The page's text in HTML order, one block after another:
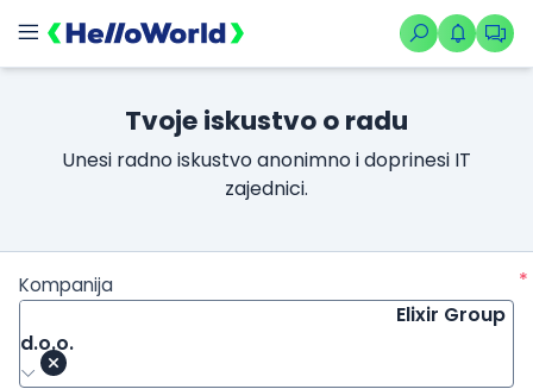
Tvoje iskustvo o radu
Unesi radno iskustvo anonimno i doprinesi IT
zajednici.
Kompanija
*
Elixir Group
d.o.o.
/kompanije/iskustvo/